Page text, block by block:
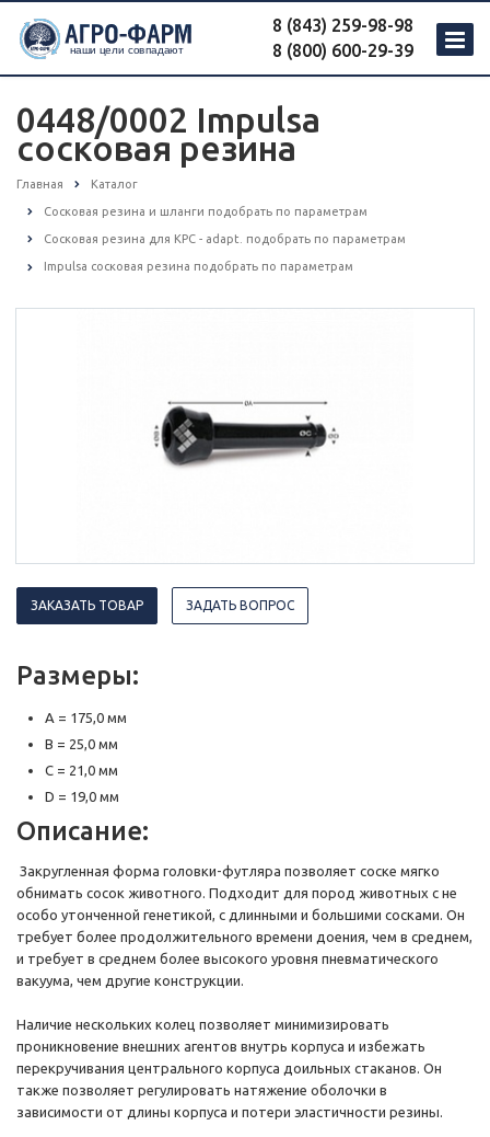
8 (843) 259-98-98
8 (800) 600-29-39
0448/0002 Impulsa
сосковая резина
Главная Каталог
Сосковая резина и шланги подобрать по параметрам
Сосковая резина для КРС - adapt. подобрать по параметрам
Impulsa сосковая резина подобрать по параметрам
ЗАКАЗАТЬ ТОВАР ЗАДАТЬ ВОПРОС
Размеры:
A = 175,0 мм
B = 25,0 мм
C = 21,0 мм
D = 19,0 мм
Описание:
Закругленная форма головки-футляра позволяет соске мягко
обнимать сосок животного. Подходит для пород животных с не
особо утонченной генетикой, с длинными и большими сосками. Он
требует более продолжительного времени доения, чем в среднем,
и требует в среднем более высокого уровня пневматического
вакуума, чем другие конструкции.
Наличие нескольких колец позволяет минимизировать
проникновение внешних агентов внутрь корпуса и избежать
перекручивания центрального корпуса доильных стаканов. Он
также позволяет регулировать натяжение оболочки в
зависимости от длины корпуса и потери эластичности резины.